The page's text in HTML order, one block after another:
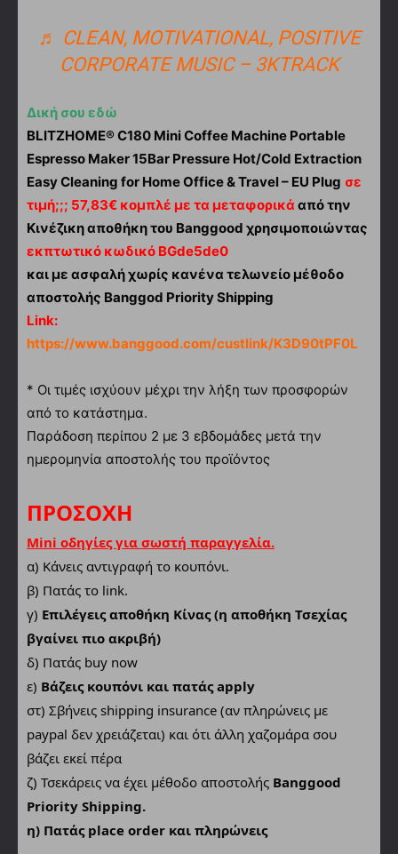
♬ CLEAN, MOTIVATIONAL, POSITIVE
CORPORATE MUSIC – 3KTRACK
Δική σου εδώ
BLITZHOME® C180 Mini Coffee Machine Portable
Espresso Maker 15Bar Pressure Hot/Cold Extraction
Easy Cleaning for Home Office & Travel – EU Plug σε
τιμή;;; 57,83€ κομπλέ με τα μεταφορικά από την
Κινέζικη αποθήκη του Banggood χρησιμοποιώντας
εκπτωτικό κωδικό BGde5de0
και με ασφαλή χωρίς κανένα τελωνείο μέθοδο
αποστολής Banggod Priority Shipping
Link:
https://www.banggood.com/custlink/K3D90tPF0L
* Οι τιμές ισχύουν μέχρι την λήξη των προσφορών
από το κατάστημα.
Παράδοση περίπου 2 με 3 εβδομάδες μετά την
ημερομηνία αποστολής του προϊόντος
ΠΡΟΣΟΧΗ
Mini οδηγίες για σωστή παραγγελία.
α) Κάνεις αντιγραφή το κουπόνι.
β) Πατάς το link.
γ) Επιλέγεις αποθήκη Κίνας (η αποθήκη Τσεχίας
βγαίνει πιο ακριβή)
δ) Πατάς buy now
ε) Βάζεις κουπόνι και πατάς apply
στ) Σβήνεις shipping insurance (αν πληρώνεις με
paypal δεν χρειάζεται) και ότι άλλη χαζομάρα σου
βάζει εκεί πέρα
ζ) Τσεκάρεις να έχει μέθοδο αποστολής Banggood
Priority Shipping.
η) Πατάς place order και πληρώνεις